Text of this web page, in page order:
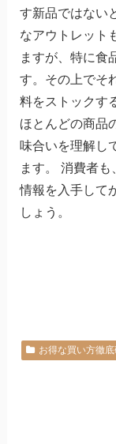
す新品ではない
なアウトレット
ますが、特に食
す。その上でそ
料をストックす
ほとんどの商品
味合いを理解し
ます。 消費者
情報を入手して
しょう。
お得な買い方徹